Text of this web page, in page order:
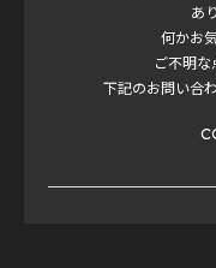
あ
何かお
ご不明な
下記のお問い合